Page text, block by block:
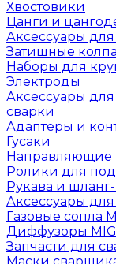
Хвостовики
Цанги и
Аксессуары
Затишные
Наборы для
Электроды
Аксессуары для
сварки
Адаптеры и
Гусаки
Направляющие
Ролики для
Рукава и
Аксессуары
Газовые сопла
Диффузоры
Запчасти для